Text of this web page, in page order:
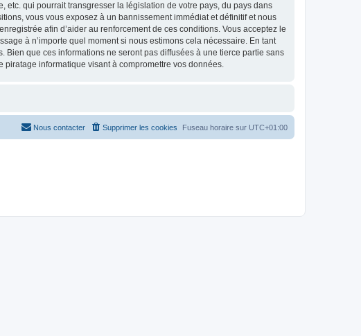
qui pourrait transgresser la législation de votre pays, du pays dans
vous vous exposez à un bannissement immédiat et définitif et nous
afin d’aider au renforcement de ces conditions. Vous acceptez le
à n’importe quel moment si nous estimons cela nécessaire. En tant
que ces informations ne seront pas diffusées à une tierce partie sans
informatique visant à compromettre vos données.
Fuseau horaire sur UTC+01:00
Supprimer les cookies
Nous contacter